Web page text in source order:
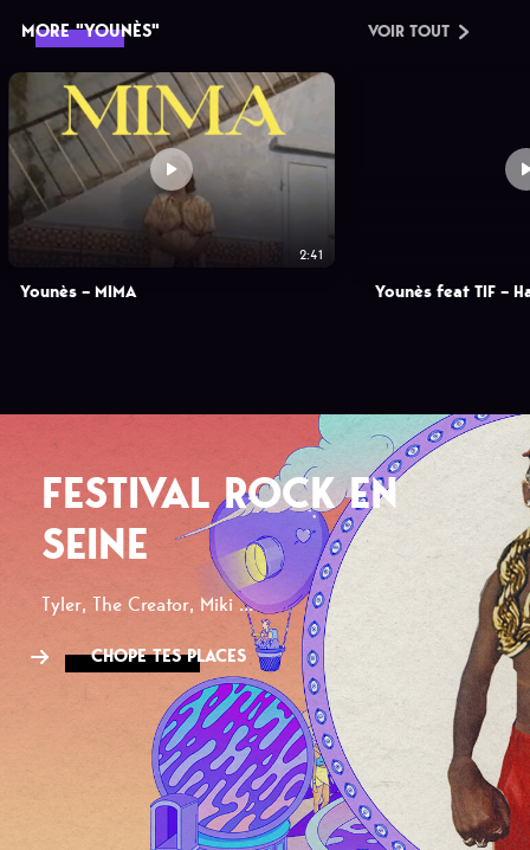
MORE "YOUNÈS" VOIR TOUT
2:41
Younès – MIMA Younès feat TIF –
FESTIVAL ROCK EN
SEINE
Tyler, The Creator, Miki ...
CHOPE TES PLACES